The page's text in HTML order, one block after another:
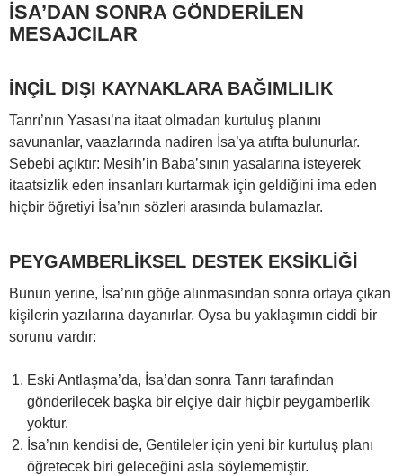
İSA’DAN SONRA GÖNDERİLEN
MESAJCILAR
İNÇİL DIŞI KAYNAKLARA BAĞIMLILIK
Tanrı’nın Yasası’na itaat olmadan kurtuluş planını
savunanlar, vaazlarında nadiren İsa’ya atıfta bulunurlar.
Sebebi açıktır: Mesih’in Baba’sının yasalarına isteyerek
itaatsizlik eden insanları kurtarmak için geldiğini ima eden
hiçbir öğretiyi İsa’nın sözleri arasında bulamazlar.
PEYGAMBERLİKSEL DESTEK EKSİKLİĞİ
Bunun yerine, İsa’nın göğe alınmasından sonra ortaya çıkan
kişilerin yazılarına dayanırlar. Oysa bu yaklaşımın ciddi bir
sorunu vardır:
Eski Antlaşma’da, İsa’dan sonra Tanrı tarafından
gönderilecek başka bir elçiye dair hiçbir peygamberlik
yoktur.
İsa’nın kendisi de, Gentileler için yeni bir kurtuluş planı
öğretecek biri geleceğini asla söylememiştir.